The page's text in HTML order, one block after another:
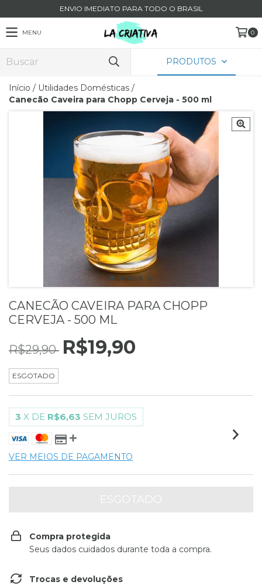
ENVIO IMEDIATO PARA TODO O BRASIL
MENU 0
PRODUTOS
Início / Utilidades Domésticas /
Canecão Caveira para Chopp Cerveja - 500 ml
CANECÃO CAVEIRA PARA CHOPP
CERVEJA - 500 ML
R$29,90 R$19,90
ESGOTADO
3 X DE R$6,63 SEM JUROS
VER MEIOS DE PAGAMENTO
Compra protegida
Seus dados cuidados durante toda a compra.
Trocas e devoluções